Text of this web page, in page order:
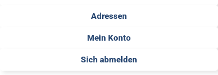
Adressen
Mein Konto
Sich abmelden